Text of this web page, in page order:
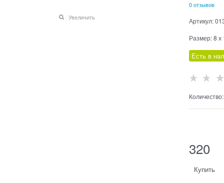
Увеличить
0 отзывов
Артикул:
Размер:8 х
Есть в
Количество:
320
Купить